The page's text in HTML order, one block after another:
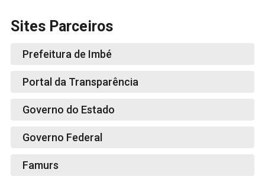
Sites Parceiros
Prefeitura de Imbé
Portal da Transparência
Governo do Estado
Governo Federal
Famurs